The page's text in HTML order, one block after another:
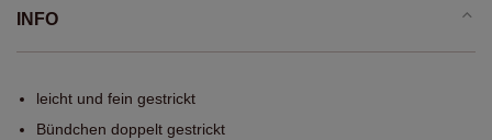
INFO
leicht und fein gestrickt
Bündchen doppelt gestrickt